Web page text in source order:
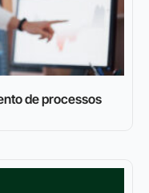
de processos